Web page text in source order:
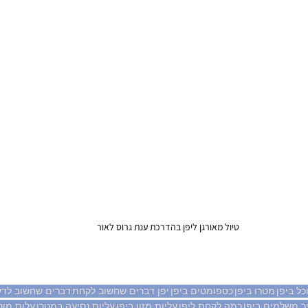
טיול מאורגן ליפן בהדרכת ענת גרוס לאור
ביפן מטרו ביפןכספומטים ביפן יפן דברים שחשוב לקחתדברים שחשוב